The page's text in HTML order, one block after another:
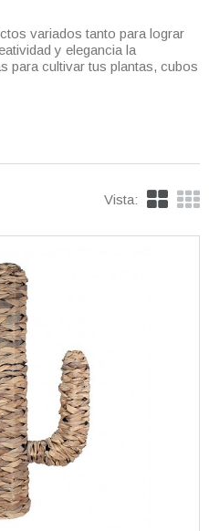
variados tanto para lograr
y elegancia la
para cultivar tus plantas, cubos
Vista: